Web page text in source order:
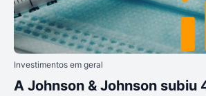
Investimentos em geral
A Johnson & Johnson subiu